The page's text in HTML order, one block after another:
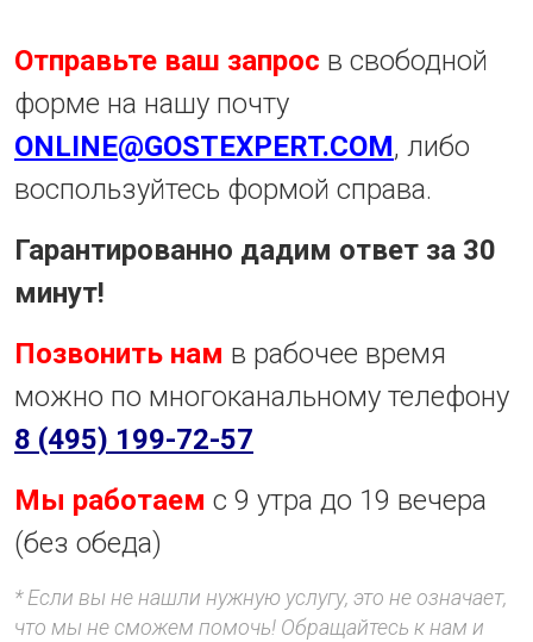
Отправьте ваш запрос в свободной
форме на нашу почту
ONLINE@GOSTEXPERT.COM, либо
воспользуйтесь формой справа.
Гарантированно дадим ответ за 30
минут!
Позвонить нам в рабочее время
можно по многоканальному телефону
8 (495) 199-72-57
Мы работаем с 9 утра до 19 вечера
(без обеда)
* Если вы не нашли нужную услугу, это не означает,
что мы не сможем помочь! Обращайтесь к нам и